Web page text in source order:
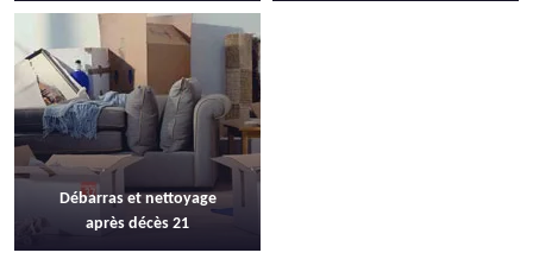
Débarras et nettoyage
après décès 21